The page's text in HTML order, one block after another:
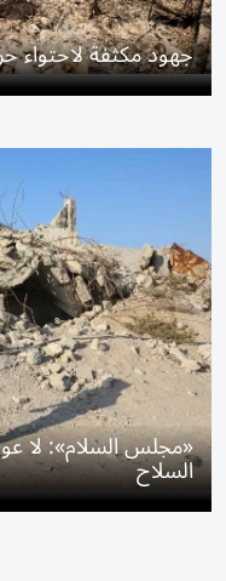
جهود مكثفة لاحتواء
«مجلس السلام»: لا
السلاح